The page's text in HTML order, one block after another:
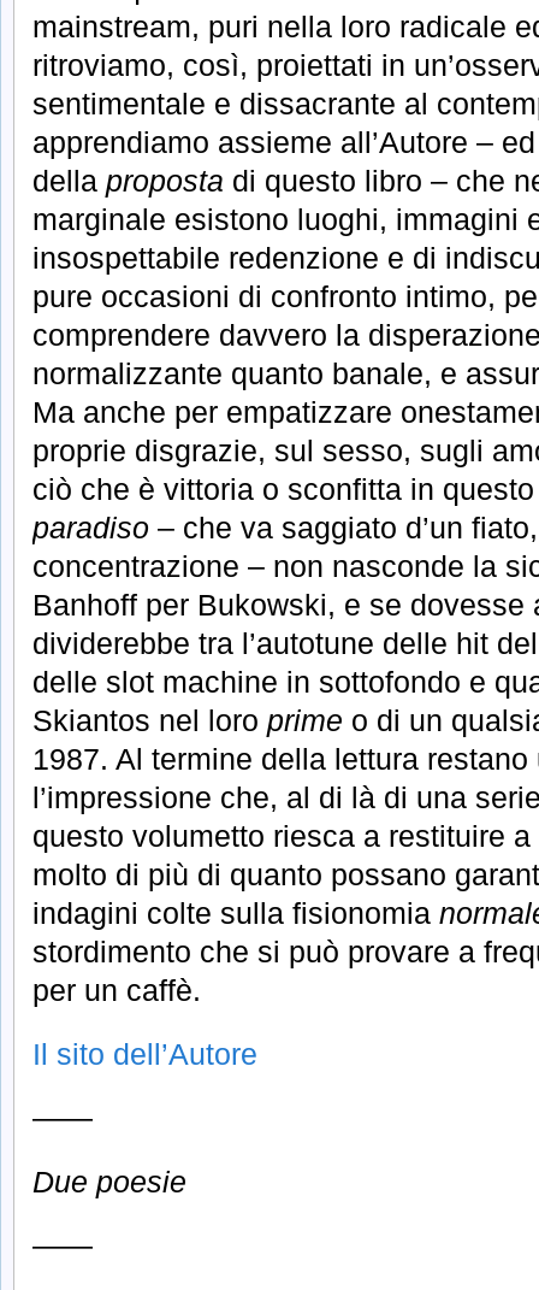
mainstream, puri nella loro radicale
ritroviamo, così, proiettati in
sentimentale e dissacrante al
apprendiamo assieme all’Autore –
della proposta di questo libro – che
marginale esistono luoghi, immagini
insospettabile redenzione e di
pure occasioni di confronto intimo,
comprendere davvero la
normalizzante quanto banale, e
Ma anche per empatizzare
proprie disgrazie, sul sesso, sugli
ciò che è vittoria o sconfitta in
paradiso – che va saggiato d’un
concentrazione – non nasconde la
Banhoff per Bukowski, e se
dividerebbe tra l’autotune delle hit
delle slot machine in sottofondo e
Skiantos nel loro prime o di un
1987. Al termine della lettura restano
l’impressione che, al di là di una
questo volumetto riesca a restituire
molto di più di quanto possano
indagini colte sulla fisionomia
stordimento che si può provare a
per un caffè.
Il sito dell’Autore
——
Due poesie
——